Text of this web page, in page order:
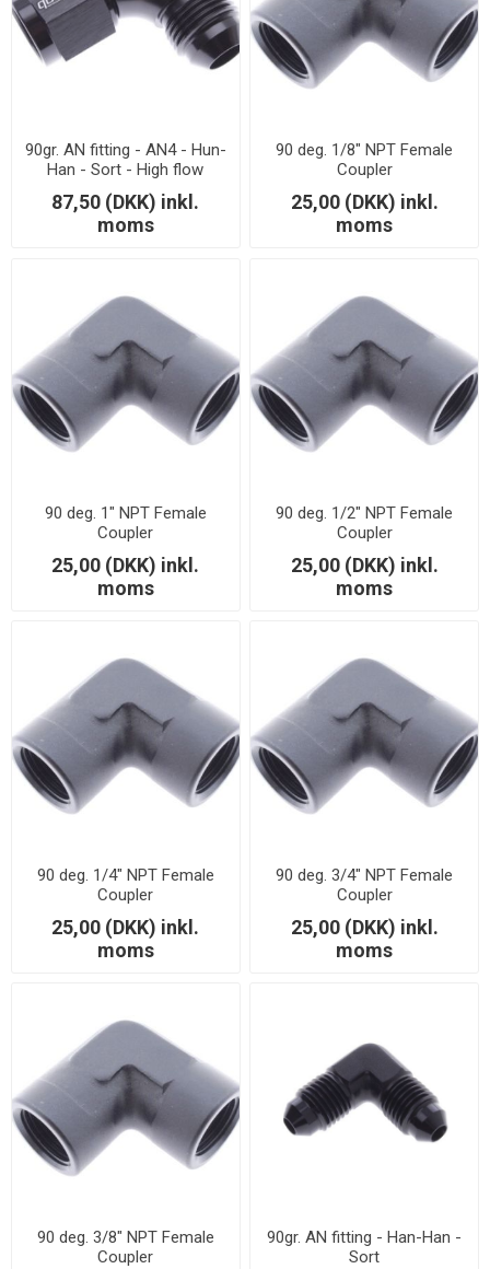
90gr. AN fitting - AN4 - Hun-
Han - Sort - High flow
87,50 (DKK) inkl.
moms
90 deg. 1/8" NPT Female
Coupler
25,00 (DKK) inkl.
moms
90 deg. 1" NPT Female
Coupler
25,00 (DKK) inkl.
moms
90 deg. 1/2" NPT Female
Coupler
25,00 (DKK) inkl.
moms
90 deg. 1/4" NPT Female
Coupler
25,00 (DKK) inkl.
moms
90 deg. 3/4" NPT Female
Coupler
25,00 (DKK) inkl.
moms
90 deg. 3/8" NPT Female
Coupler
90gr. AN fitting - Han-Han -
Sort